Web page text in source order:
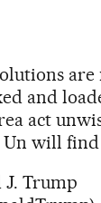
are
and
act
Un will
Trump